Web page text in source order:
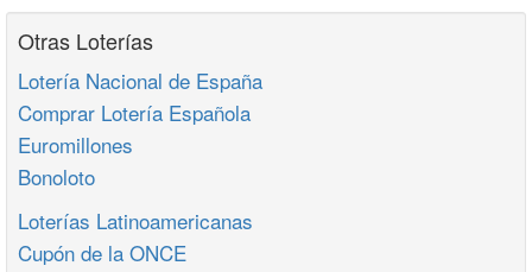
Otras Loterías
Lotería Nacional de España
Comprar Lotería Española
Euromillones
Bonoloto
Loterías Latinoamericanas
Cupón de la ONCE